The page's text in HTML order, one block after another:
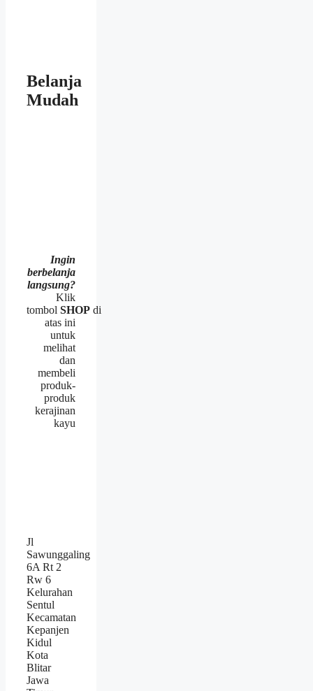
Belanja
Mudah
Ingin
berbelanja
langsung?
Klik
tombol SHOP di
atas ini
untuk
melihat
dan
membeli
produk-
produk
kerajinan
kayu
Jl
Sawunggaling
6A Rt 2
Rw 6
Kelurahan
Sentul
Kecamatan
Kepanjen
Kidul
Kota
Blitar
Jawa